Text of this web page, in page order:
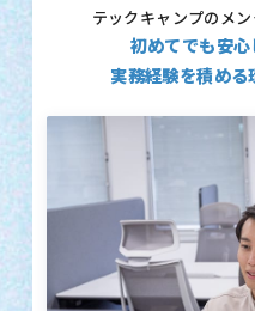
テックキャンプのメ
初めてでも安
実務経験を積める